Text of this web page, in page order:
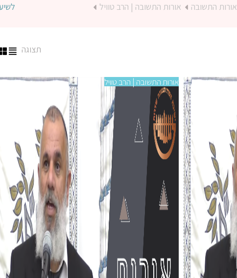
אורות התשובה אורות התשובה | הרב טוויל
תצוגה
אורות התשובה | הרב טוויל